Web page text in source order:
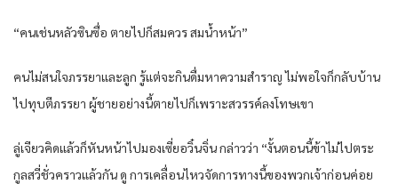
“คนเช่นหลัวซินซื่อ ตายไปก็สมควร สมน้ำหน้า”
คนไม่สนใจภรรยาและลูก รู้แต่จะกินดื่มหาความสำราญ ไม่พอใจก็กลับบ้าน
ไปทุบตีภรรยา ผู้ชายอย่างนี้ตายไปก็เพราะสวรรค์ลงโทษเขา
ลู่เจียวคิดแล้วก็หันหน้าไปมองเซี่ยอวิ๋นจิ่น กล่าวว่า “งั้นตอนนี้ข้าไม่ไปตระ
กูลสวี่ชั่วคราวแล้วกัน ดู การเคลื่อนไหวจัดการทางนี้ของพวกเจ้าก่อนค่อย